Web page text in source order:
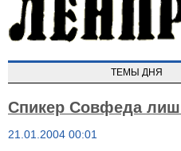
ТЕМЫ ДНЯ
Спикер Совфеда
21.01.2004 00:01